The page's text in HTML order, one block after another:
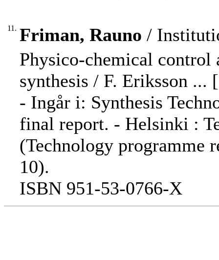
11. Friman, Rauno /
Physico-chemical control
synthesis / F. Eriksson ...
- Ingår i: Synthesis
final report. - Helsinki :
(Technology programme
10).
ISBN 951-53-0766-X